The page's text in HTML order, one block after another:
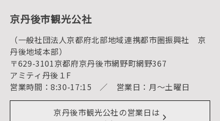
観光
海水浴
キャンプ
お宿探し
宿泊・日帰り予約（空室検索）
予約照会・予約キャンセル
宿泊施設一覧（お宿比較ページ）
アクセス
お知らせ
イベント情報
デジタル観光パンフレット
リアルタイム道路情報
京丹後市観光公社
（一般社団法人京都府北部地域連携都市圏振興社 京
丹後地域本部）
〒629-3101京都府京丹後市網野町網野367
アミティ丹後１F
営業時間：8:30-17:15 ／ 営業日：月～土曜日
京丹後市観光公社の営業日は